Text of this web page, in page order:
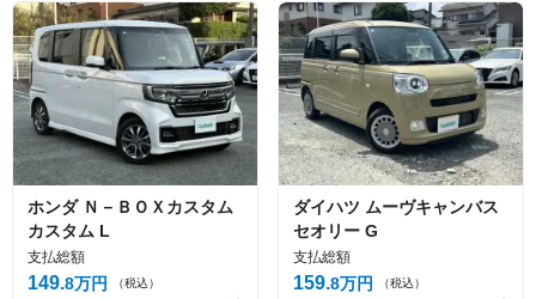
ホンダ Ｎ－ＢＯＸカスタム
カスタム L
支払総額
149 8万円 （税込）
ダイハツ ムーヴキャンバス
セオリー G
支払総額
159 8万円 （税込）